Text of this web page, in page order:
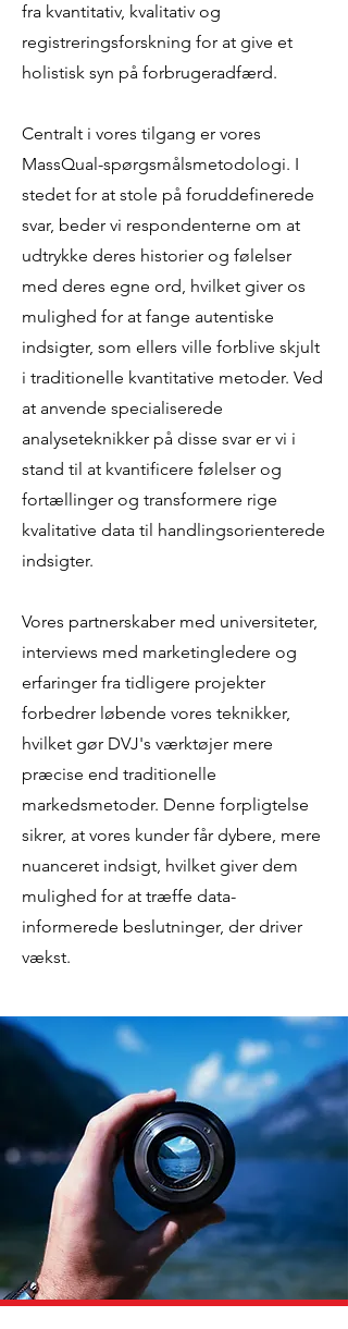
fra kvantitativ, kvalitativ og
registreringsforskning for at give et
holistisk syn på forbrugeradfærd.
Centralt i vores tilgang er vores
MassQual-spørgsmålsmetodologi. I
stedet for at stole på foruddefinerede
svar, beder vi respondenterne om at
udtrykke deres historier og følelser
med deres egne ord, hvilket giver os
mulighed for at fange autentiske
indsigter, som ellers ville forblive skjult
i traditionelle kvantitative metoder. Ved
at anvende specialiserede
analyseteknikker på disse svar er vi i
stand til at kvantificere følelser og
fortællinger og transformere rige
kvalitative data til handlingsorienterede
indsigter.
Vores partnerskaber med universiteter,
interviews med marketingledere og
erfaringer fra tidligere projekter
forbedrer løbende vores teknikker,
hvilket gør DVJ's værktøjer mere
præcise end traditionelle
markedsmetoder. Denne forpligtelse
sikrer, at vores kunder får dybere, mere
nuanceret indsigt, hvilket giver dem
mulighed for at træffe data-
informerede beslutninger, der driver
vækst.